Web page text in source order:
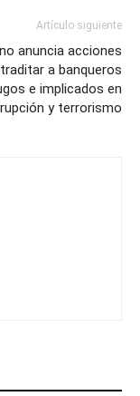
Artículo siguiente
anuncia acciones
a banqueros
e implicados en
y terrorismo